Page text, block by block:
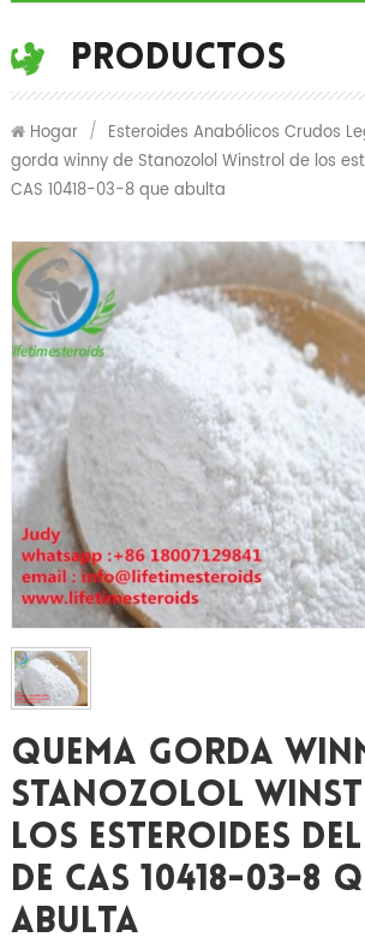
Productos
Hogar / Esteroides Anabólicos Crudos
gorda winny de Stanozolol Winstrol de los
CAS 10418-03-8 que abulta
Quema Gorda
Stanozolol
Los Esteroides
De CAS 10418-03-8
Abulta